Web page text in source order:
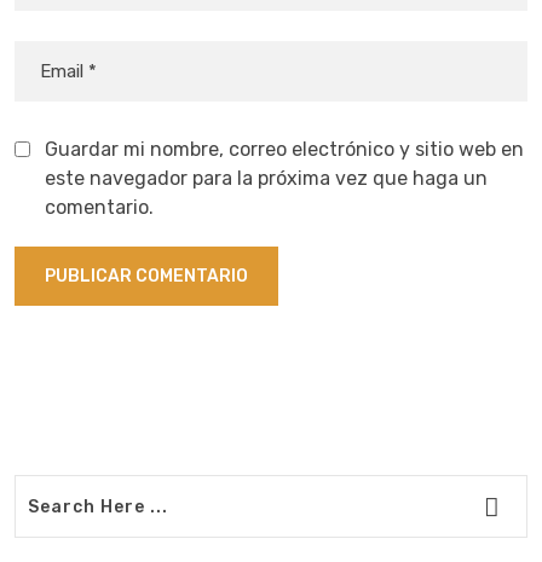
Guardar mi nombre, correo electrónico y sitio web en
este navegador para la próxima vez que haga un
comentario.